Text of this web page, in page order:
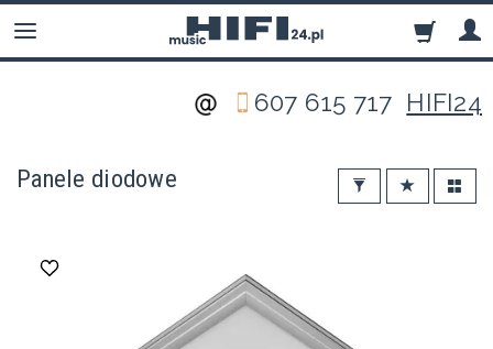
607 615 717 HIFI24
Panele diodowe